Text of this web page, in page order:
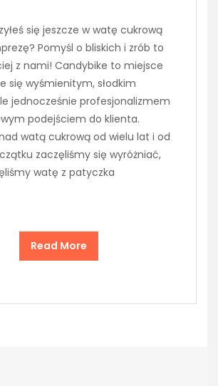
się jeszcze w watę cukrową
Pomyśl o bliskich i zrób to
z nami! Candybike to miejsce
się wyśmienitym, słodkim
jednocześnie profesjonalizmem
podejściem do klienta.
watą cukrową od wielu lat i od
zaczęliśmy się wyróżniać,
watę z patyczka
Read More